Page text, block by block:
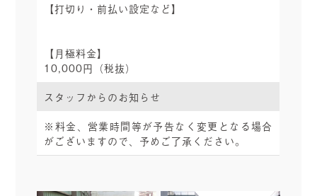
【打切り・前払い設定など】
【月極料金】
10,000円（税抜）
スタッフからのお知らせ
※料金、営業時間等が予告なく変更となる場合
がございますので、予めご了承ください。